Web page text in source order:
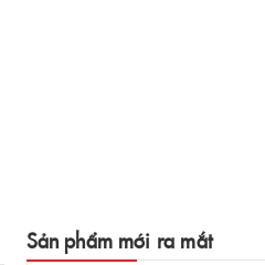
Sản phẩm mới ra mắt